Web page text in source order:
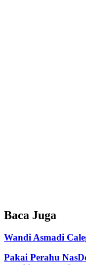
Baca Juga
Wandi Asmadi
Pakai Perahu